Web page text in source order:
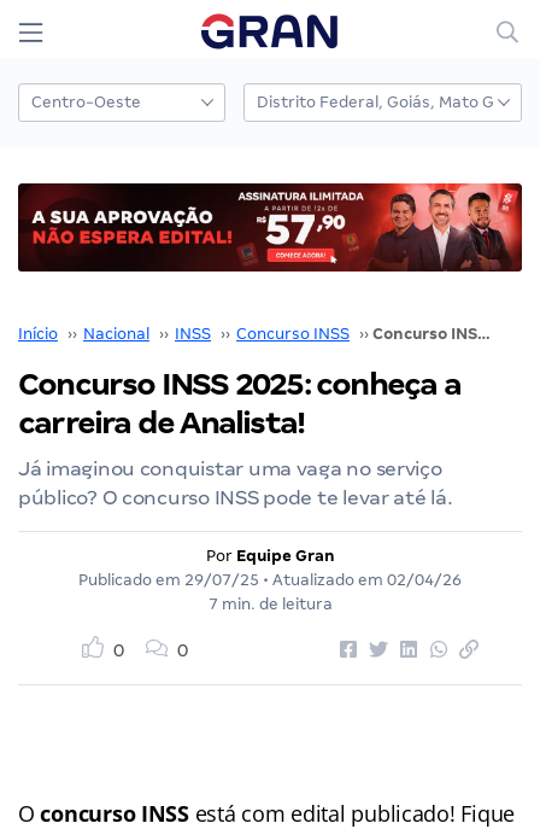
Início ›› Nacional ›› INSS ›› Concurso INSS ›› Concurso INSS 2025: conheça a carreira de Analista!
Concurso INSS 2025: conheça a
carreira de Analista!
Já imaginou conquistar uma vaga no serviço
público? O concurso INSS pode te levar até lá.
Por Equipe Gran
Publicado em 29/07/25 • Atualizado em 02/04/26
7 min. de leitura
0 0
Oconcurso INSSestá com edital publicado! Fique